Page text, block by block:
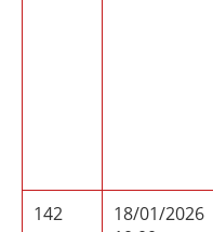
142
18/01/2026